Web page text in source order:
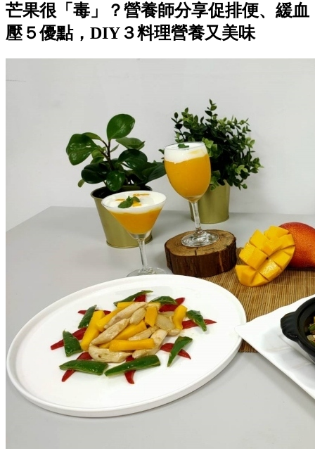
芒果很「毒」？營養師分享促排便、緩血
壓５優點，DIY３料理營養又美味